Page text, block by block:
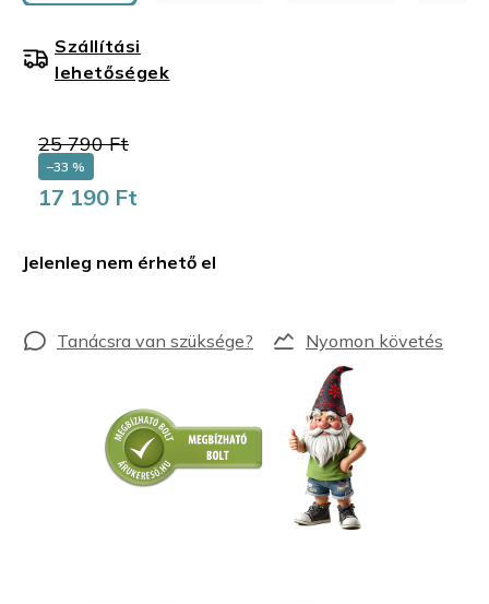
25 790 Ft
–33 %
17 190 Ft
Jelenleg nem érhető el
Szállítási
lehetőségek
Nyomon követés